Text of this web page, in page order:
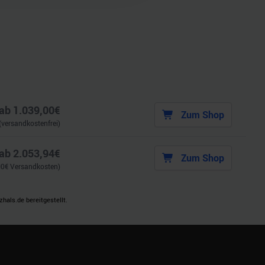
ab 1.039,00€
(versandkostenfrei)
Zum Shop
ab 2.053,94€
€ Versandkosten)
Zum Shop
bereitgestellt.